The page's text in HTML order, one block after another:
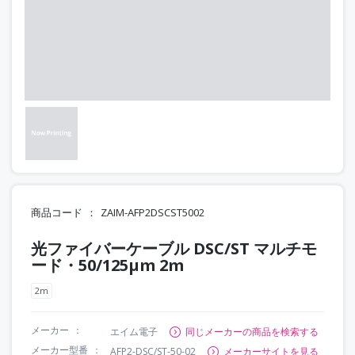
商品コード ZAIM-AFP2DSCST5002
光ファイバーケーブル DSC/ST マルチモ
ード・50/125μm 2m
2m
メーカー エイム電子
同じメーカーの商品を検索する
メーカー型番
AFP2-DSC/ST-50-02 メーカーサイトを見る